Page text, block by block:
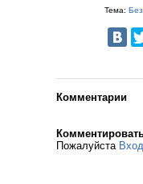
Тема:
Комментарии
Пожалуйста Вход